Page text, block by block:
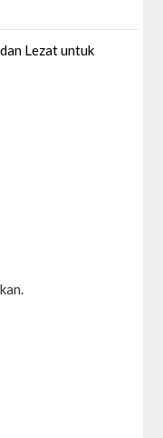
Lezat untuk